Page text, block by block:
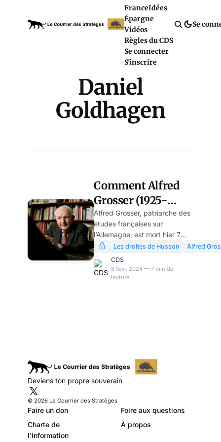
FranceIdées
Épargne
Vidéos
Règles du CDS
Se connecter
S'inscrire
Se
Daniel
Goldhagen
Comment Alfred
Grosser (1925-
2024) a transformé
nos dirigeants en
eunuques gardiens
des intérêts du
couple germano-
Alfred Grosser, patriarche des
études françaises sur
l’Allemagne, est mort hier 7
février 2024 à Paris, à l’âge
de 99 ans. Je vois beaucoup
d’éloges. Mais je n’ai jamais
pensé que les oraisons
françaises sur l’Allemagne des
années 1950 aux années
1990. Et cela a eu des
conséquences
catastrophiques
Les droites de Husson
Alfred
CDS
8 févr. 2024 — 7 min de
lecture
Deviens ton propre souverain
© 2026 Le Courrier des Stratèges
Faire un don
Foire aux questions
Charte de
l’information
À propos